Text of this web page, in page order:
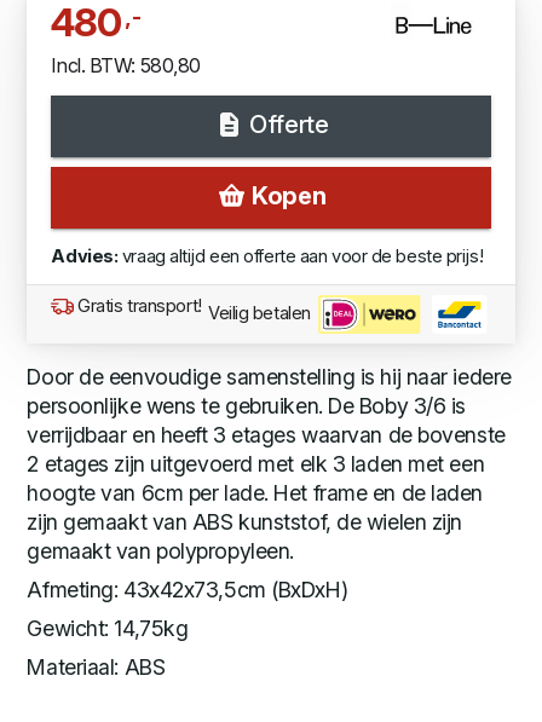
480,-
Incl. BTW: 580,80
Offerte
Kopen
Advies: vraag altijd een offerte aan voor de beste prijs!
Gratis transport! Veilig betalen
Door de eenvoudige samenstelling is hij naar iedere
persoonlijke wens te gebruiken. De Boby 3/6 is
verrijdbaar en heeft 3 etages waarvan de bovenste
2 etages zijn uitgevoerd met elk 3 laden met een
hoogte van 6cm per lade. Het frame en de laden
zijn gemaakt van ABS kunststof, de wielen zijn
gemaakt van polypropyleen.
Afmeting: 43x42x73,5cm (BxDxH)
Gewicht: 14,75kg
Materiaal: ABS